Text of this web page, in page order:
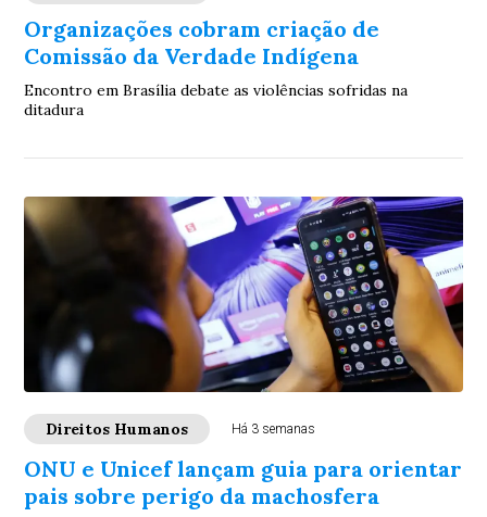
Organizações cobram criação de
Comissão da Verdade Indígena
Encontro em Brasília debate as violências sofridas na
ditadura
Direitos Humanos Há 3 semanas
ONU e Unicef lançam guia para orientar
pais sobre perigo da machosfera